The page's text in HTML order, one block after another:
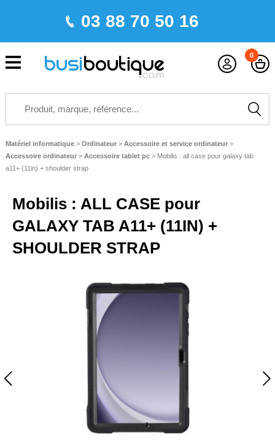
03 88 70 50 16
0
Matériel informatique > Ordinateur > Accessoire et service ordinateur >
Accessoire ordinateur > Accessoire tablet pc> Mobilis : all case pour galaxy tab
a11+ (11in) + shoulder strap
Mobilis : ALL CASE pour
GALAXY TAB A11+ (11IN) +
SHOULDER STRAP